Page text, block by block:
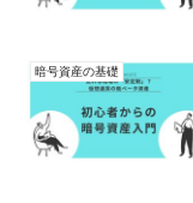
暗号資産の基礎